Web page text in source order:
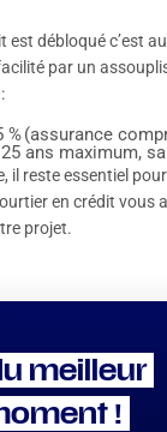
est débloqué c’est
par un
% (assurance
ans maximum,
il reste essentiel
en crédit vous
projet.
meilleur
!